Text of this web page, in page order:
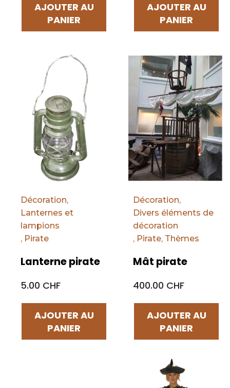
AJOUTER AU
PANIER
AJOUTER AU
PANIER
Décoration,
Lanternes et
lampions
, Pirate
Lanterne pirate
5.00 CHF
AJOUTER AU
PANIER
Décoration,
Divers éléments de
décoration
, Pirate, Thèmes
Mât pirate
400.00 CHF
AJOUTER AU
PANIER